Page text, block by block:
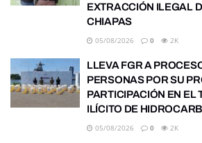
EXTRACCIÓN ILEGAL
CHIAPAS
05/08/2026 0 2K
LLEVA FGR A
PERSONAS POR SU
PARTICIPACIÓN EN EL
ILÍCITO DE
05/08/2026 0 2K